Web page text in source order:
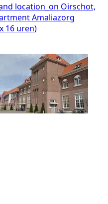
location_on Oirschot,
Amaliazorg
16 uren)